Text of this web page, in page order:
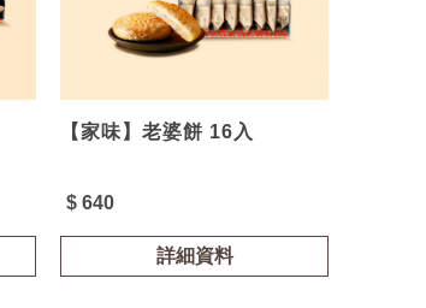
【家味】老婆餅 16入
$ 640
詳細資料